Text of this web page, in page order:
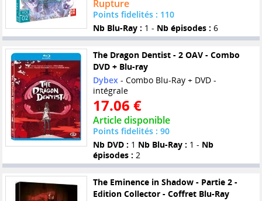
Rupture
Points fidelités : 110
Nb Blu-Ray : 1 - Nb épisodes : 6
The Dragon Dentist - 2 OAV - Combo
DVD + Blu-ray
Dybex- Combo Blu-Ray + DVD -
intégrale
17.06 €
Article disponible
Points fidelités : 90
Nb DVD : 1 Nb Blu-Ray : 1 - Nb
épisodes : 2
The Eminence in Shadow - Partie 2 -
Edition Collector - Coffret Blu-Ray